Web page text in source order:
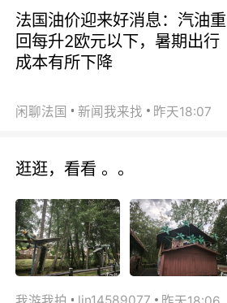
法国油价迎来好消息：汽油重
回每升2欧元以下，暑期出行
成本有所下降
闲聊法国 新闻我来找 昨天18:07
逛逛，看看 。。